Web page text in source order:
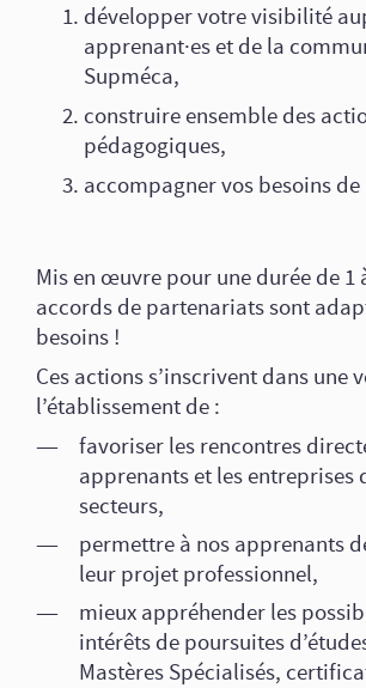
développer votre visibilité
apprenant·es et de la
Supméca,
construire ensemble des
pédagogiques,
accompagner vos besoins
Mis en œuvre pour une durée de 1
accords de partenariats sont
besoins !
Ces actions s’inscrivent dans une
l’établissement de :
favoriser les rencontres
apprenants et les entreprises
secteurs,
permettre à nos apprenants
leur projet professionnel,
mieux appréhender les
intérêts de poursuites
Mastères Spécialisés,